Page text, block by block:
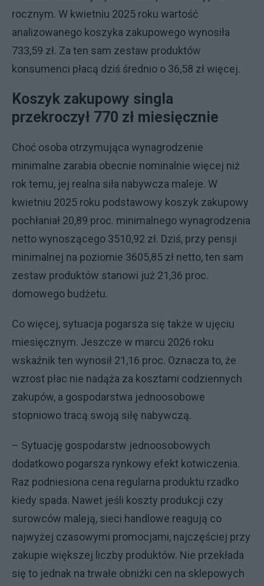
rocznym. W kwietniu 2025 roku wartość
analizowanego koszyka zakupowego wynosiła
733,59 zł. Za ten sam zestaw produktów
konsumenci płacą dziś średnio o 36,58 zł więcej.
Koszyk zakupowy singla
przekroczył 770 zł miesięcznie
Choć osoba otrzymująca wynagrodzenie
minimalne zarabia obecnie nominalnie więcej niż
rok temu, jej realna siła nabywcza maleje. W
kwietniu 2025 roku podstawowy koszyk zakupowy
pochłaniał 20,89 proc. minimalnego wynagrodzenia
netto wynoszącego 3510,92 zł. Dziś, przy pensji
minimalnej na poziomie 3605,85 zł netto, ten sam
zestaw produktów stanowi już 21,36 proc.
domowego budżetu.
Co więcej, sytuacja pogarsza się także w ujęciu
miesięcznym. Jeszcze w marcu 2026 roku
wskaźnik ten wynosił 21,16 proc. Oznacza to, że
wzrost płac nie nadąża za kosztami codziennych
zakupów, a gospodarstwa jednoosobowe
stopniowo tracą swoją siłę nabywczą.
– Sytuację gospodarstw jednoosobowych
dodatkowo pogarsza rynkowy efekt kotwiczenia.
Raz podniesiona cena regularna produktu rzadko
kiedy spada. Nawet jeśli koszty produkcji czy
surowców maleją, sieci handlowe reagują co
najwyżej czasowymi promocjami, najczęściej przy
zakupie większej liczby produktów. Nie przekłada
się to jednak na trwałe obniżki cen na sklepowych